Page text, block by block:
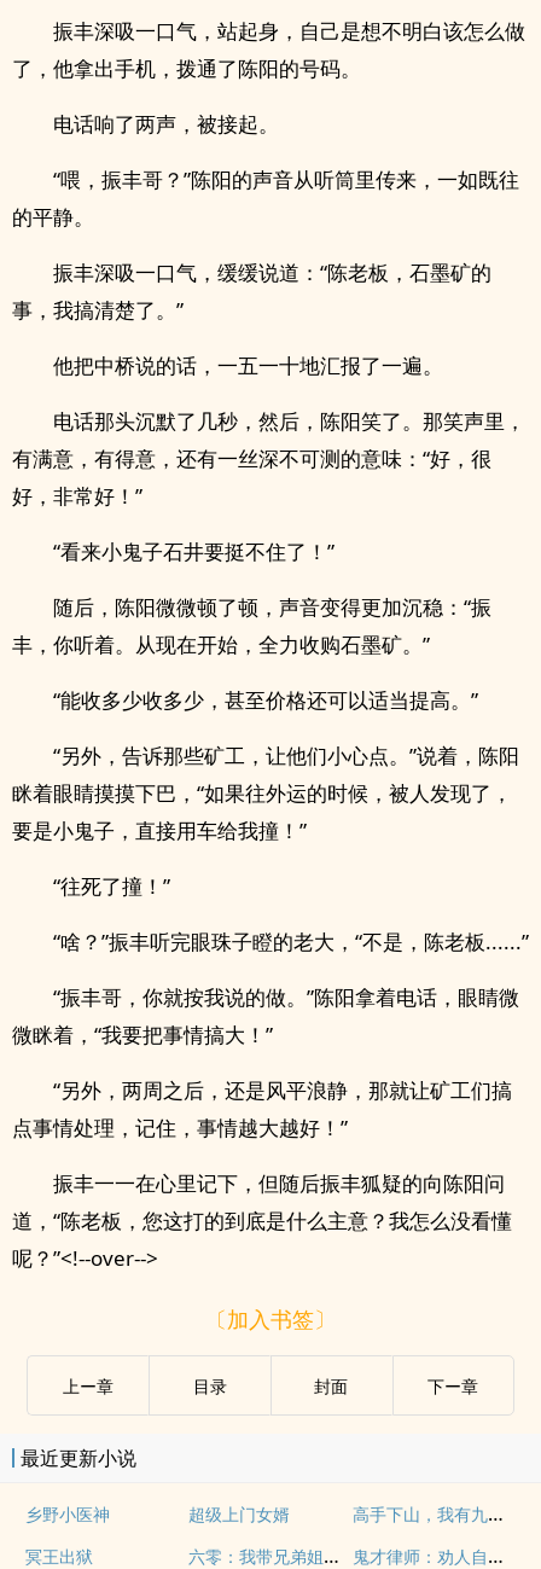
振丰深吸一口气，站起身，自己是想不明白该怎么做
了，他拿出手机，拨通了陈阳的号码。
电话响了两声，被接起。
“喂，振丰哥？”陈阳的声音从听筒里传来，一如既往
的平静。
振丰深吸一口气，缓缓说道：“陈老板，石墨矿的
事，我搞清楚了。”
他把中桥说的话，一五一十地汇报了一遍。
电话那头沉默了几秒，然后，陈阳笑了。那笑声里，
有满意，有得意，还有一丝深不可测的意味：“好，很
好，非常好！”
“看来小鬼子石井要挺不住了！”
随后，陈阳微微顿了顿，声音变得更加沉稳：“振
丰，你听着。从现在开始，全力收购石墨矿。”
“能收多少收多少，甚至价格还可以适当提高。”
“另外，告诉那些矿工，让他们小心点。”说着，陈阳
眯着眼睛摸摸下巴，“如果往外运的时候，被人发现了，
要是小鬼子，直接用车给我撞！”
“往死了撞！”
“啥？”振丰听完眼珠子瞪的老大，“不是，陈老板......”
“振丰哥，你就按我说的做。”陈阳拿着电话，眼睛微
微眯着，“我要把事情搞大！”
“另外，两周之后，还是风平浪静，那就让矿工们搞
点事情处理，记住，事情越大越好！”
振丰一一在心里记下，但随后振丰狐疑的向陈阳问
道，“陈老板，您这打的到底是什么主意？我怎么没看懂
呢？”<!--over-->
〔加入书签〕
上ー章 目录 封面 下ー章
最近更新小说
乡野小医神 超级上门女婿 高手下山，我有九个无敌师父！
冥王出狱 六零：我带兄弟姐妹天天吃肉 鬼才律师：劝人自首还被送锦旗？